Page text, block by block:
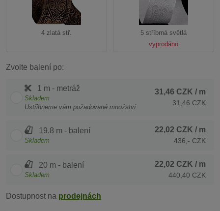
4 zlatá stř.
5 stříbrná světlá
vyprodáno
Zvolte balení po:
1 m - metráž
Skladem
Ustřihneme vám požadované množství
31,46 CZK / m
31,46 CZK
19.8 m - balení
Skladem
22,02 CZK / m
436,- CZK
20 m - balení
Skladem
22,02 CZK / m
440,40 CZK
Dostupnost na prodejnách